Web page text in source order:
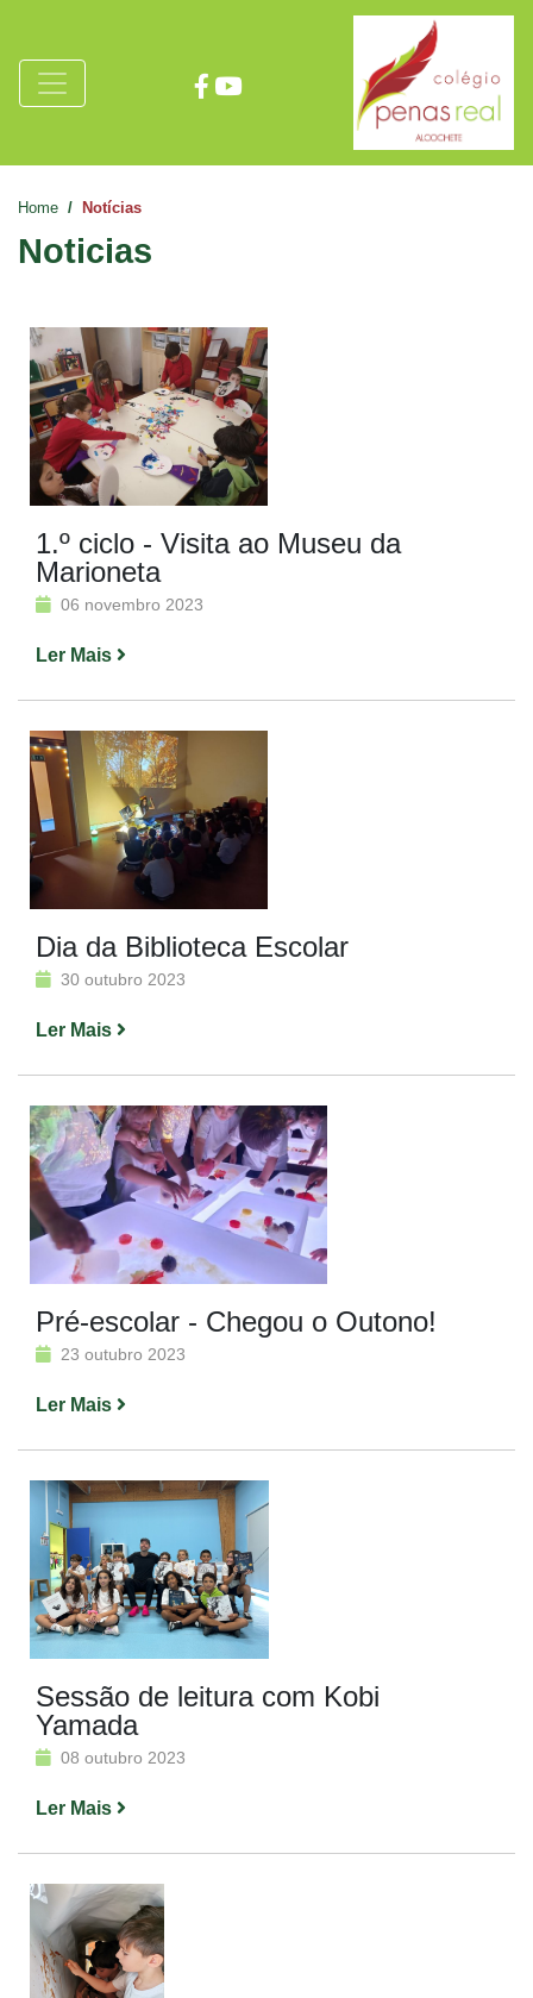
Home Notícias
Noticias
1.º ciclo - Visita ao Museu da
Marioneta
06 novembro 2023
Ler Mais
Dia da Biblioteca Escolar
30 outubro 2023
Ler Mais
Pré-escolar - Chegou o Outono!
23 outubro 2023
Ler Mais
Sessão de leitura com Kobi
Yamada
08 outubro 2023
Ler Mais